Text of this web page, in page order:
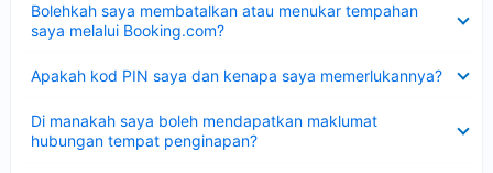
Bolehkah saya membatalkan atau menukar tempahan
saya melalui Booking.com?
Apakah kod PIN saya dan kenapa saya memerlukannya?
Di manakah saya boleh mendapatkan maklumat
hubungan tempat penginapan?